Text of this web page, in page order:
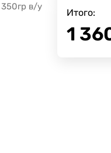
в/у
Итого:
1